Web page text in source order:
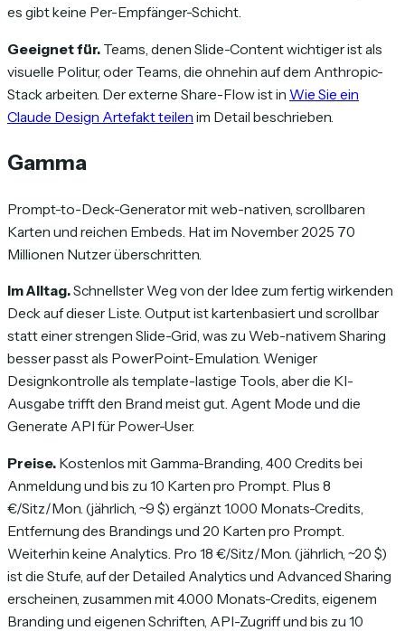
es gibt keine Per-Empfänger-Schicht.
Geeignet für. Teams, denen Slide-Content wichtiger ist als
visuelle Politur, oder Teams, die ohnehin auf dem Anthropic-
Stack arbeiten. Der externe Share-Flow ist in Wie Sie ein
Claude Design Artefakt teilen im Detail beschrieben.
Gamma
Prompt-to-Deck-Generator mit web-nativen, scrollbaren
Karten und reichen Embeds. Hat im November 2025 70
Millionen Nutzer überschritten.
Im Alltag.Schnellster Weg von der Idee zum fertig wirkenden
Deck auf dieser Liste. Output ist kartenbasiert und scrollbar
statt einer strengen Slide-Grid, was zu Web-nativem Sharing
besser passt als PowerPoint-Emulation. Weniger
Designkontrolle als template-lastige Tools, aber die KI-
Ausgabe trifft den Brand meist gut. Agent Mode und die
Generate API für Power-User.
Preise. Kostenlos mit Gamma-Branding, 400 Credits bei
Anmeldung und bis zu 10 Karten pro Prompt. Plus 8
€/Sitz/Mon. (jährlich, ~9 $) ergänzt 1.000 Monats-Credits,
Entfernung des Brandings und 20 Karten pro Prompt.
Weiterhin keine Analytics. Pro 18 €/Sitz/Mon. (jährlich, ~20 $)
ist die Stufe, auf der Detailed Analytics und Advanced Sharing
erscheinen, zusammen mit 4.000 Monats-Credits, eigenem
Branding und eigenen Schriften, API-Zugriff und bis zu 10